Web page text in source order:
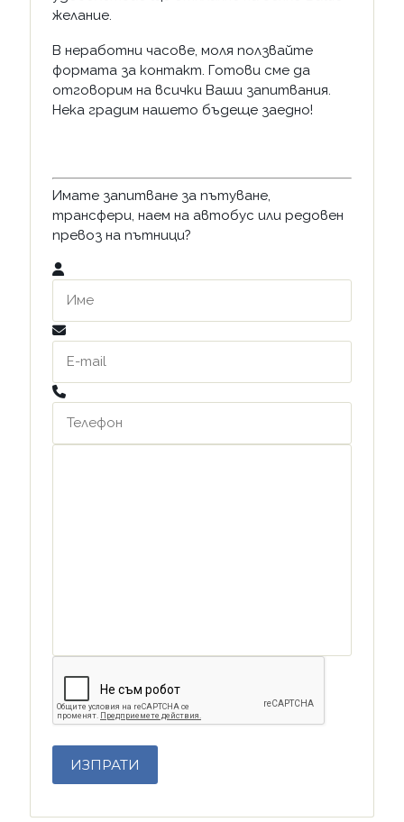
желание.
В неработни часове, моля ползвайте
формата за контакт. Готови сме да
отговорим на всички Ваши запитвания.
Нека градим нашето бъдеще заедно!
Имате запитване за пътуване,
трансфери, наем на автобус или редовен
превоз на пътници?